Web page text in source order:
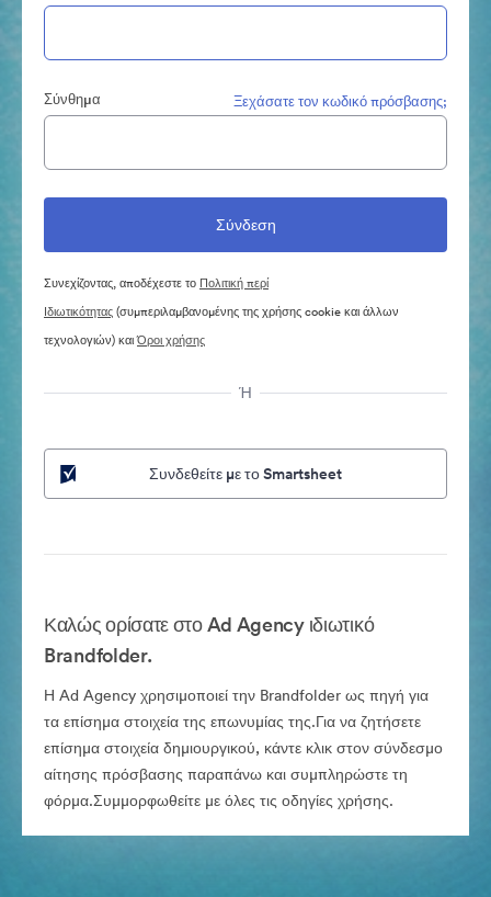
Σύνθημα Ξεχάσατε τον κωδικό πρόσβασης;
Συνεχίζοντας, αποδέχεστε το Πολιτική περί
Ιδιωτικότητας(συμπεριλαμβανομένης της χρήσης cookie και άλλων
τεχνολογιών) καιΌροι χρήσης
Ή
Συνδεθείτε με το Smartsheet
Καλώς ορίσατε στο Ad Agency ιδιωτικό
Brandfolder.
Η Ad Agency χρησιμοποιεί την Brandfolder ως πηγή για
τα επίσημα στοιχεία της επωνυμίας της.Για να ζητήσετε
επίσημα στοιχεία δημιουργικού, κάντε κλικ στον σύνδεσμο
αίτησης πρόσβασης παραπάνω και συμπληρώστε τη
φόρμα.Συμμορφωθείτε με όλες τις οδηγίες χρήσης.